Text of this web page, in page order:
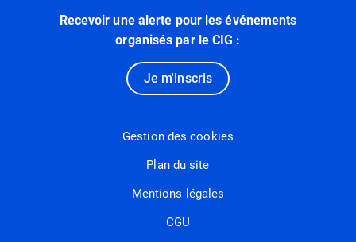
Recevoir une alerte pour les événements
organisés par le CIG :
Je m'inscris
Gestion des cookies
Plan du site
Mentions légales
CGU